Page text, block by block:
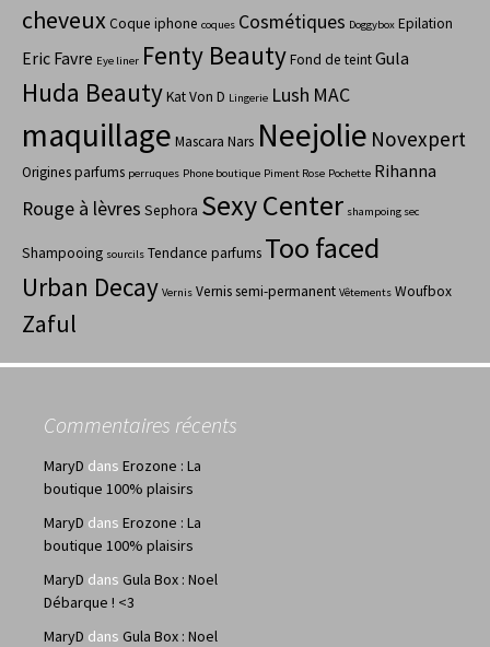
cheveuxCoque iphone coques Cosmétiques Doggybox Epilation
Eric Favre Eye liner Fenty BeautyFond de teintGula
Huda BeautyKat Von D Lingerie Lush MAC
maquillage Mascara Nars Neejolie Novexpert
Origines parfums perruques Phone boutique Piment Rose Pochette Rihanna
Rouge à lèvres Sephora Sexy Center shampoing sec
Shampooing sourcils Tendance parfums Too faced
Urban Decay Vernis Vernis semi-permanent Vêtements Woufbox
Zaful
Commentaires récents
MaryD dans Erozone : La
boutique 100% plaisirs
MaryD dans Erozone : La
boutique 100% plaisirs
MaryD dans Gula Box : Noel
Débarque ! <3
MaryD dans Gula Box : Noel